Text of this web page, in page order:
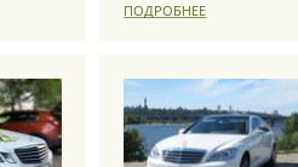
ПОДРОБНЕЕ